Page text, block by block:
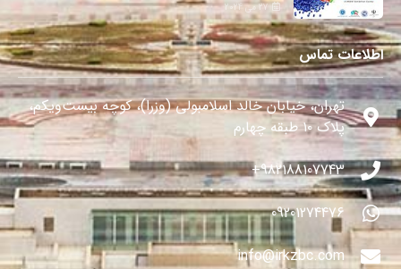
27 می 2024
اطلاعات تماس
تهران، خیابان خالد اسلامبولی (وزرا)، کوچه بیست‌ویکم،
پلاک ۱۰ طبقه چهارم
982188107743+
09201274476
info@irkzbc.com